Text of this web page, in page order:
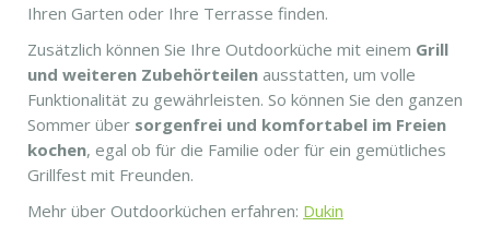
Ihren Garten oder Ihre Terrasse finden.
Zusätzlich können Sie Ihre Outdoorküche mit einem Grill
und weiteren Zubehörteilen ausstatten, um volle
Funktionalität zu gewährleisten. So können Sie den ganzen
Sommer über sorgenfrei und komfortabel im Freien
kochen, egal ob für die Familie oder für ein gemütliches
Grillfest mit Freunden.
Mehr über Outdoorküchen erfahren: Dukin